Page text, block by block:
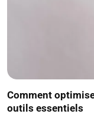
Comment
outils essentiels